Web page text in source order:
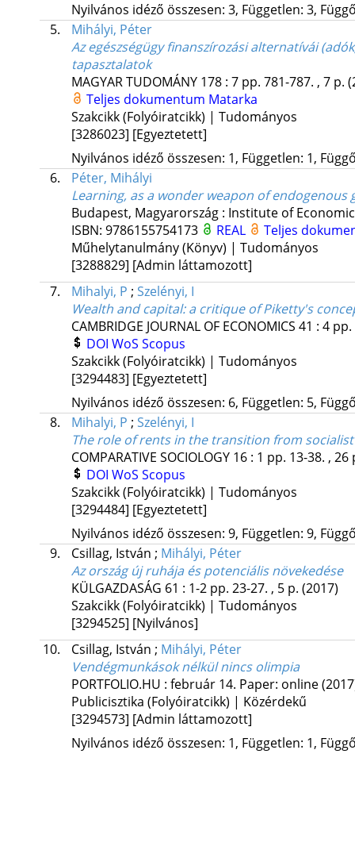
Nyilvános idéző összesen: 3, Független: 3,
5.
Mihályi, Péter
Az egészségügy finanszírozási alternatívái
tapasztalatok
MAGYAR TUDOMÁNY 178: 7 pp. 781-787. , 7 p.
Teljes dokumentum Matarka
Szakcikk (Folyóiratcikk) | Tudományos
[3286023] [Egyeztetett]
Nyilvános idéző összesen: 1, Független: 1,
6.
Péter, Mihályi
Learning, as a wonder weapon of endogenous
Budapest, Magyarország : Institute of
ISBN: 9786155754173 REAL
Teljes
Műhelytanulmány (Könyv) | Tudományos
[3288829] [Admin láttamozott]
7.
Mihalyi, P ; Szelényi, I
Wealth and capital: a critique of Piketty's
CAMBRIDGE JOURNAL OF ECONOMICS 41 : 4 pp.
DOI WoS Scopus
Szakcikk (Folyóiratcikk) | Tudományos
[3294483] [Egyeztetett]
Nyilvános idéző összesen: 6, Független: 5,
8.
Mihalyi, P ; Szelényi, I
The role of rents in the transition from
COMPARATIVE SOCIOLOGY 16: 1 pp. 13-38. , 26
DOI WoS Scopus
Szakcikk (Folyóiratcikk) | Tudományos
[3294484] [Egyeztetett]
Nyilvános idéző összesen: 9, Független: 9,
9.
Csillag, István ; Mihályi, Péter
Az ország új ruhája és potenciális növekedése
KÜLGAZDASÁG 61 : 1-2 pp. 23-27. , 5 p. (2017)
Szakcikk (Folyóiratcikk) | Tudományos
[3294525] [Nyilvános]
10.
Csillag, István ; Mihályi, Péter
Vendégmunkások nélkül nincs olimpia
PORTFOLIO.HU : február 14. Paper: online
Publicisztika (Folyóiratcikk) | Közérdekű
[3294573] [Admin láttamozott]
Nyilvános idéző összesen: 1, Független: 1,